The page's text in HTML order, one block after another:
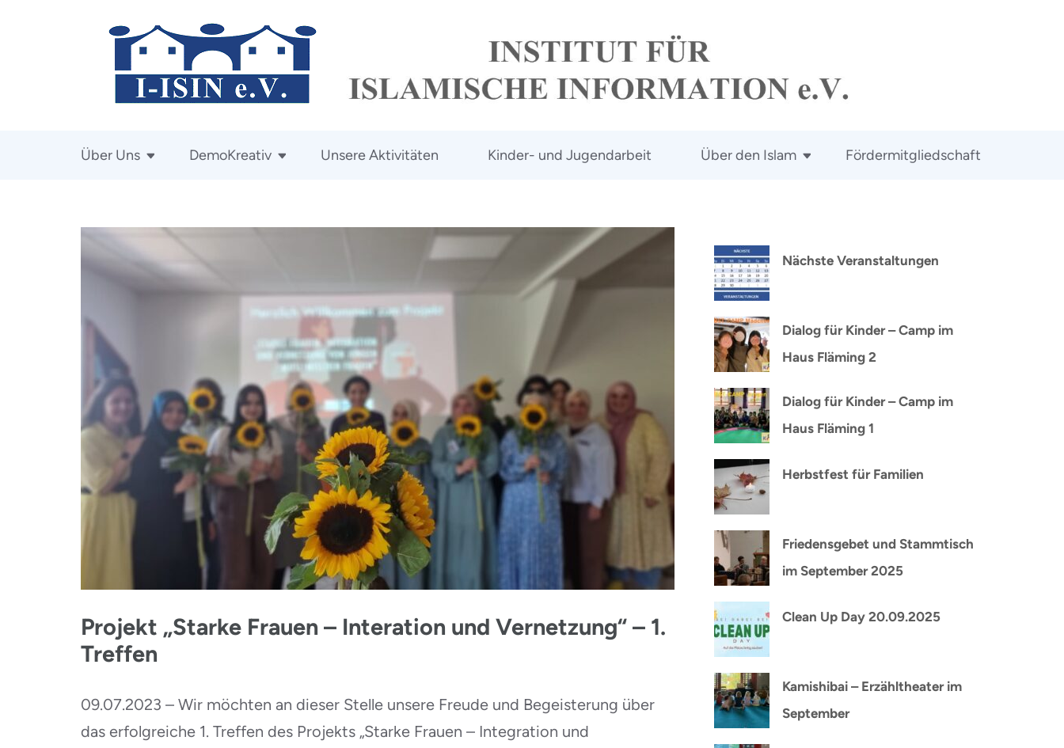
Über Uns DemoKreativ Unsere Aktivitäten Kinder- und Jugendarbeit Über den Islam Fördermitgliedschaft
Projekt „Starke Frauen – Interation und Vernetzung“ – 1.
Treffen
09.07.2023 – Wir möchten an dieser Stelle unsere Freude und Begeisterung über
das erfolgreiche 1. Treffen des Projekts „Starke Frauen – Integration und
Nächste Veranstaltungen
Dialog für Kinder – Camp im
Haus Fläming 2
Dialog für Kinder – Camp im
Haus Fläming 1
Herbstfest für Familien
Friedensgebet und Stammtisch
im September 2025
Clean Up Day 20.09.2025
Kamishibai – Erzähltheater im
September